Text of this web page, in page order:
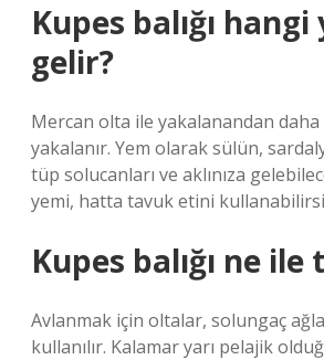
Kupes balığı
gelir?
Mercan olta ile yakalanandan daha
yakalanır. Yem olarak sülün,
tüp solucanları ve aklınıza
yemi, hatta tavuk etini
Kupes balığı ne
Avlanmak için oltalar, solungaç
kullanılır. Kalamar yarı pelajik